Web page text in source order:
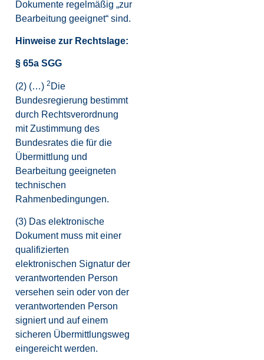
Dokumente regelmäßig „zur
Bearbeitung geeignet“ sind.
Hinweise zur Rechtslage:
§ 65a SGG
(2) (…) 2 Die
Bundesregierung bestimmt
durch Rechtsverordnung
mit Zustimmung des
Bundesrates die für die
Übermittlung und
Bearbeitung geeigneten
technischen
Rahmenbedingungen.
(3) Das elektronische
Dokument muss mit einer
qualifizierten
elektronischen Signatur der
verantwortenden Person
versehen sein oder von der
verantwortenden Person
signiert und auf einem
sicheren Übermittlungsweg
eingereicht werden.